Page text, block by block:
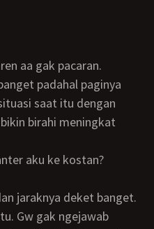
aa gak pacaran.
saat itu dengan
birahi meningkat
Gw gak ngejawab